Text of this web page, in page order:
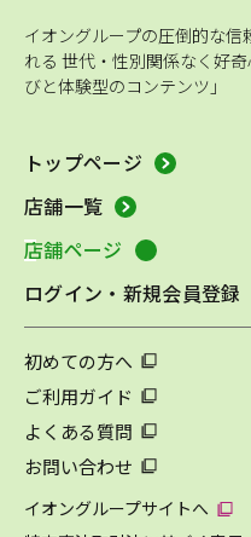
イオングループの圧倒的な
れる 世代・性別関係なく好
びと体験型のコンテンツ」
トップページ
店舗一覧
店舗ページ
ログイン・新規会員登録
初めての方へ
ご利用ガイド
よくある質問
お問い合わせ
イオングループサイトへ